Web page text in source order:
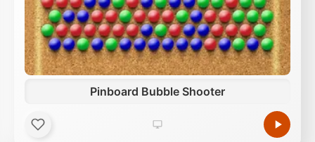
Pinboard Bubble Shooter